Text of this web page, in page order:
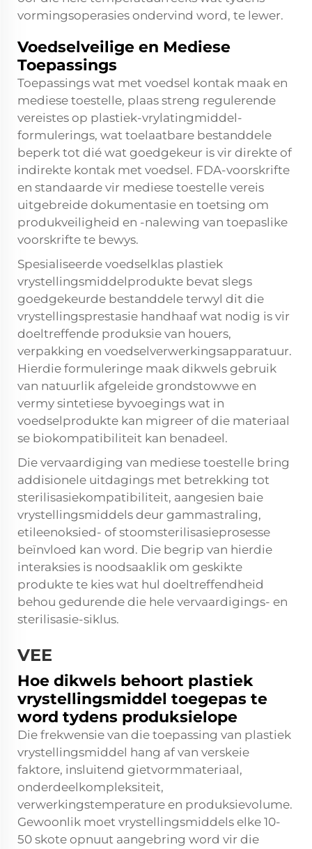
vormingsoperasies ondervind word, te lewer.
Voedselveilige en Mediese
Toepassings
Toepassings wat met voedsel kontak maak en
mediese toestelle, plaas streng regulerende
vereistes op plastiek-vrylatingmiddel-
formulerings, wat toelaatbare bestanddele
beperk tot dié wat goedgekeur is vir direkte of
indirekte kontak met voedsel. FDA-voorskrifte
en standaarde vir mediese toestelle vereis
uitgebreide dokumentasie en toetsing om
produkveiligheid en -nalewing van toepaslike
voorskrifte te bewys.
Spesialiseerde voedselklas plastiek
vrystellingsmiddelprodukte bevat slegs
goedgekeurde bestanddele terwyl dit die
vrystellingsprestasie handhaaf wat nodig is vir
doeltreffende produksie van houers,
verpakking en voedselverwerkingsapparatuur.
Hierdie formuleringe maak dikwels gebruik
van natuurlik afgeleide grondstowwe en
vermy sintetiese byvoegings wat in
voedselprodukte kan migreer of die materiaal
se biokompatibiliteit kan benadeel.
Die vervaardiging van mediese toestelle bring
addisionele uitdagings met betrekking tot
sterilisasiekompatibiliteit, aangesien baie
vrystellingsmiddels deur gammastraling,
etileenoksied- of stoomsterilisasieprosesse
beïnvloed kan word. Die begrip van hierdie
interaksies is noodsaaklik om geskikte
produkte te kies wat hul doeltreffendheid
behou gedurende die hele vervaardigings- en
sterilisasie-siklus.
VEE
Hoe dikwels behoort plastiek
vrystellingsmiddel toegepas te
word tydens produksielope
Die frekwensie van die toepassing van plastiek
vrystellingsmiddel hang af van verskeie
faktore, insluitend gietvormmateriaal,
onderdeelkompleksiteit,
verwerkingstemperature en produksievolume.
Gewoonlik moet vrystellingsmiddels elke 10-
50 skote opnuut aangebring word vir die